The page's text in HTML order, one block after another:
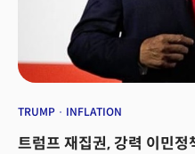
TRUMP INFLATION
트럼프 재집권, 강력 이민정